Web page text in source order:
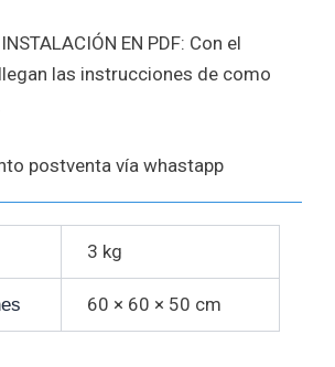
EN PDF: Con el
las instrucciones de como
postventa vía whastapp
3 kg
60 × 60 × 50 cm